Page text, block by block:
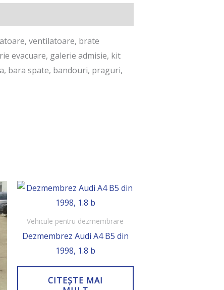
ventilatoare, brate
evacuare, galerie admisie, kit
bara spate, bandouri, praguri,
Vehicule pentru dezmembrare
Dezmembrez Audi A4 B5 din
1998, 1.8 b
CITEȘTE MAI